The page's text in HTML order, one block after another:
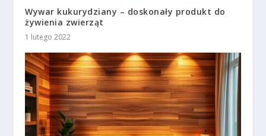
Wywar kukurydziany – doskonały produkt do
żywienia zwierząt
1 lutego 2022